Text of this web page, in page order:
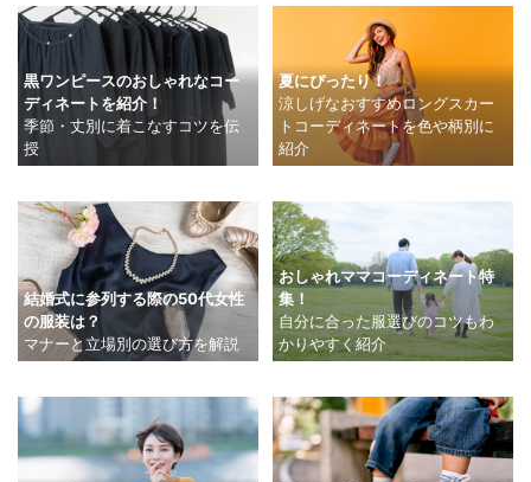
黒ワンピースのおしゃれなコー
ディネートを紹介！
季節・丈別に着こなすコツを伝
授
夏にぴったり！
涼しげなおすすめロングスカー
トコーディネートを色や柄別に
紹介
結婚式に参列する際の50代女性
の服装は？
マナーと立場別の選び方を解説
おしゃれママコーディネート特
集！
自分に合った服選びのコツもわ
かりやすく紹介